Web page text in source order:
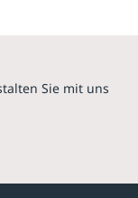
Sie mit uns